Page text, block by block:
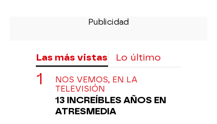
Las más vistas Lo último
NOS VEMOS, EN LA
TELEVISIÓN
13 INCREÍBLES AÑOS EN
ATRESMEDIA